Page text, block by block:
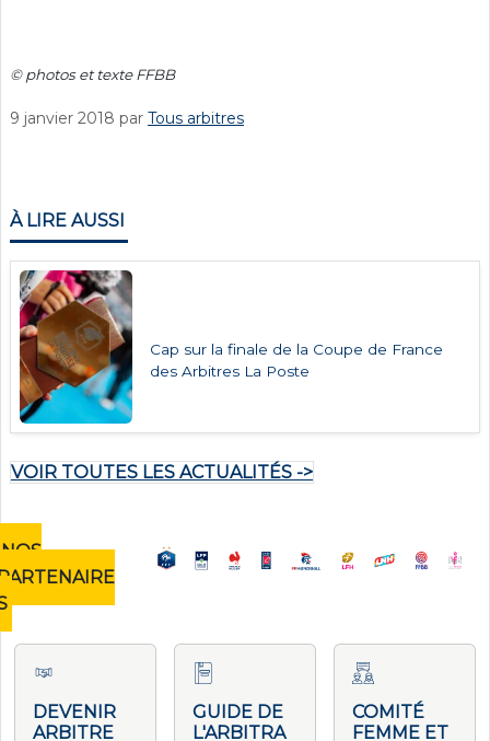
© photos et texte FFBB
9 janvier 2018 par Tous arbitres
À LIRE AUSSI
Cap sur la finale de la Coupe de France
des Arbitres La Poste
VOIR TOUTES LES ACTUALITÉS ->
NOS
DEVENIR
ARBITRE
GUIDE DE
L'ARBITRA
COMITÉ
FEMME ET